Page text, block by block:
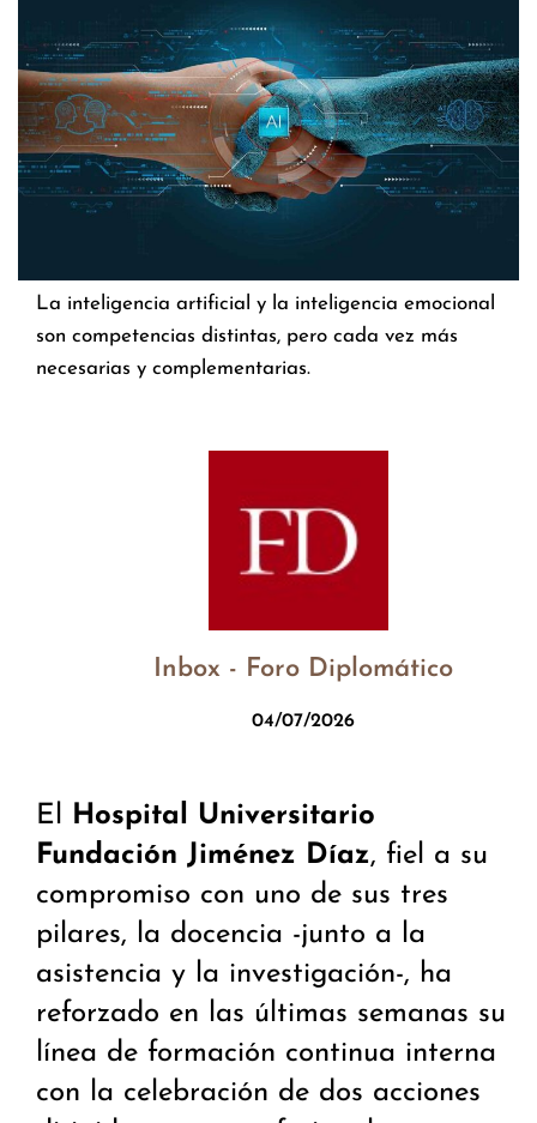
La inteligencia artificial y la inteligencia emocional
son competencias distintas, pero cada vez más
necesarias y complementarias.
Inbox - Foro Diplomático
04/07/2026
El Hospital Universitario
Fundación Jiménez Díaz, fiel a su
compromiso con uno de sus tres
pilares, la docencia -junto a la
asistencia y la investigación-, ha
reforzado en las últimas semanas su
línea de formación continua interna
con la celebración de dos acciones